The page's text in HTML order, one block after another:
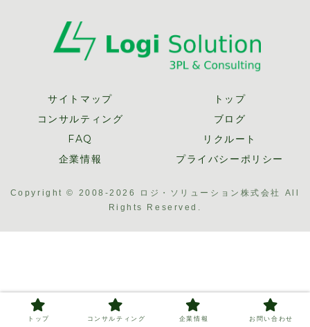
サイトマップ
トップ
コンサルティング
ブログ
FAQ
リクルート
企業情報
プライバシーポリシー
Copyright © 2008-2026 ロジ・ソリューション株式会社 All
Rights Reserved.
トップ コンサルティング 企業情報 お問い合わせ